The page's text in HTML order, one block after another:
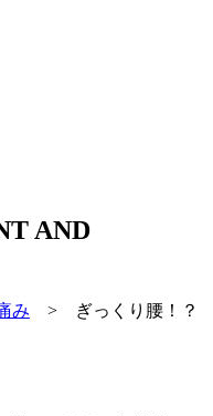
AND
み >
ぎっくり腰！？